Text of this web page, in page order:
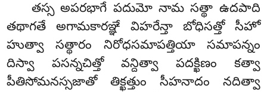
తస్స అపరభాగే పదుమో నామ సత్థా ఉదపాది
తథాగతే అగామకారఞ్ఞే విహరేన్తా బోధిసత్తో సీహో
హుత్వా సత్థారం నిరోధసమాపత్తియా సమాపన్నం
దిస్వా పసన్నచిత్తో వన్దిత్వా పదక్ఖిణం కత్వా
పీతిసోమనస్సజాతో తిక్ఖత్తుం సీహనాదం నదిత్వా